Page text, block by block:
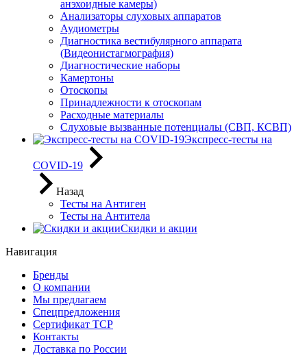
анэхоидные камеры)
Анализаторы слуховых аппаратов
Аудиометры
Диагностика вестибулярного аппарата
(Видеонистагмография)
Диагностические наборы
Камертоны
Отоскопы
Принадлежности к отоскопам
Расходные материалы
Слуховые вызванные потенциалы (СВП, КСВП)
Экспресс-тесты на
COVID-19
Назад
Тесты на Антиген
Тесты на Антитела
Скидки и акции
Навигация
Бренды
О компании
Мы предлагаем
Спецпредложения
Сертификат ТСР
Контакты
Доставка по России